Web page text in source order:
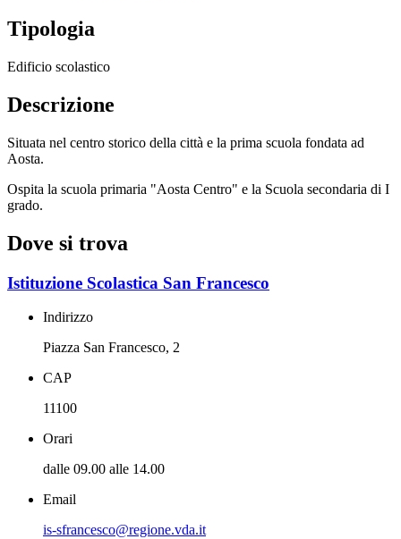
Tipologia
Edificio scolastico
Descrizione
Situata nel centro storico della città e la prima scuola fondata ad
Aosta.
Ospita la scuola primaria "Aosta Centro" e la Scuola secondaria di I
grado.
Dove si trova
Istituzione Scolastica San Francesco
Indirizzo
Piazza San Francesco, 2
CAP
11100
Orari
dalle 09.00 alle 14.00
Email
is-sfrancesco@regione.vda.it